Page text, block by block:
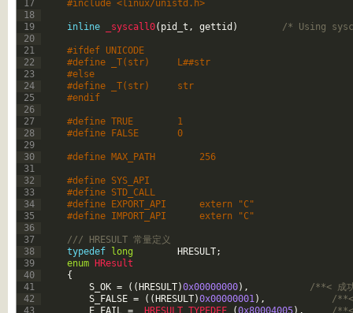
17
18
19
20
21
22
23
24
25
26
27
28
29
30
31
32
33
34
35
36
37
38
39
40
41
42
43
#include <linux/unistd.h>
inline _syscall0( pid_t , gettid ) /* Using
#ifdef UNICODE
#define _T(str)     L##str
#else
#define _T(str)     str
#endif
#define TRUE        1
#define FALSE       0
#define MAX_PATH        256
#define SYS_API
#define STD_CALL
#define EXPORT_API      extern "C"
#define IMPORT_API      extern "C"
/// HRESULT 常量定义
typedef
long HRESULT;
enum
HResult
{
S_OK = ( ( HRESULT)0x00000000) ,
/**< 成
S_FALSE = ( ( HRESULT)0x00000001) ,
/**<
E_FAIL = _HRESULT_TYPEDEF_ (0x80004005) ,
/